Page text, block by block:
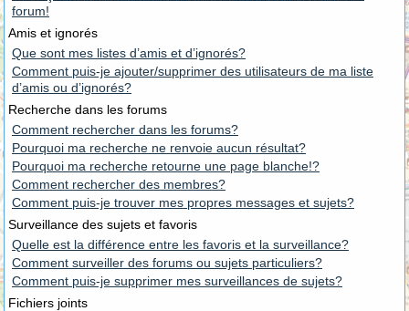
forum!
Amis et ignorés
Que sont mes listes d’amis et d’ignorés?
Comment puis-je ajouter/supprimer des utilisateurs de ma liste
d’amis ou d’ignorés?
Recherche dans les forums
Comment rechercher dans les forums?
Pourquoi ma recherche ne renvoie aucun résultat?
Pourquoi ma recherche retourne une page blanche!?
Comment rechercher des membres?
Comment puis-je trouver mes propres messages et sujets?
Surveillance des sujets et favoris
Quelle est la différence entre les favoris et la surveillance?
Comment surveiller des forums ou sujets particuliers?
Comment puis-je supprimer mes surveillances de sujets?
Fichiers joints